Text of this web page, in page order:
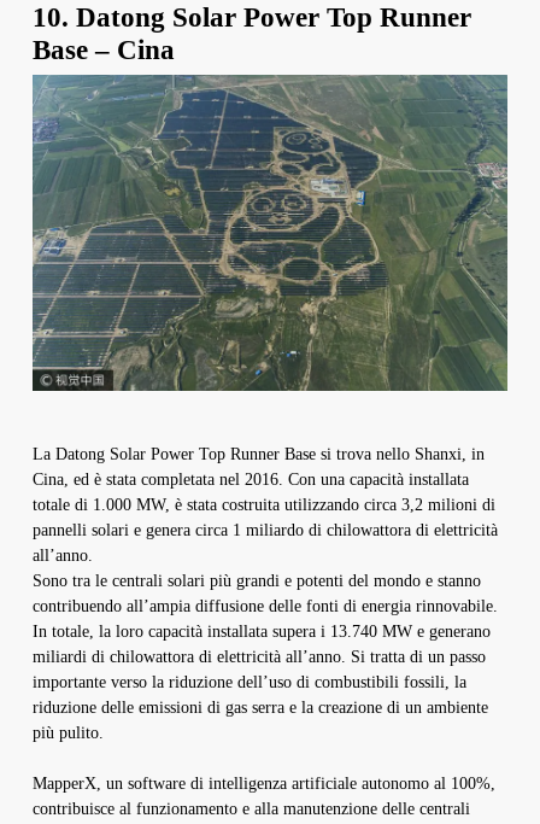
10. Datong Solar Power Top Runner
Base – Cina
La Datong Solar Power Top Runner Base si trova nello Shanxi, in
Cina, ed è stata completata nel 2016. Con una capacità installata
totale di 1.000 MW, è stata costruita utilizzando circa 3,2 milioni di
pannelli solari e genera circa 1 miliardo di chilowattora di elettricità
all’anno.
Sono tra le centrali solari più grandi e potenti del mondo e stanno
contribuendo all’ampia diffusione delle fonti di energia rinnovabile.
In totale, la loro capacità installata supera i 13.740 MW e generano
miliardi di chilowattora di elettricità all’anno. Si tratta di un passo
importante verso la riduzione dell’uso di combustibili fossili, la
riduzione delle emissioni di gas serra e la creazione di un ambiente
più pulito.
MapperX, un software di intelligenza artificiale autonomo al 100%,
contribuisce al funzionamento e alla manutenzione delle centrali